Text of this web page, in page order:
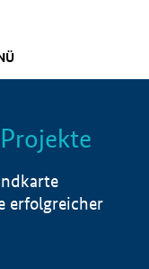
Info
erfolgreicher